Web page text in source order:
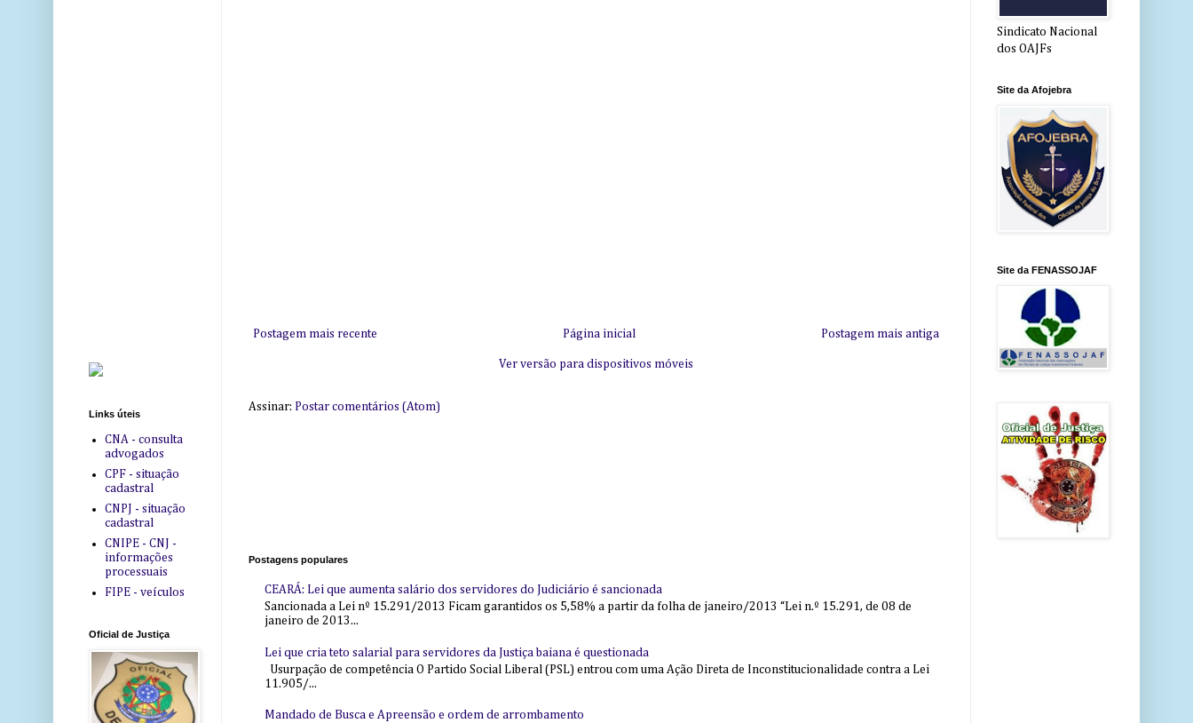
Postagem mais recente Postagem mais antiga
Página inicial
Ver versão para dispositivos móveis
Assinar: Postar comentários (Atom)
Postagens populares
CEARÁ: Lei que aumenta salário dos servidores do Judiciário é sancionada
Sancionada a Lei nº 15.291/2013 Ficam garantidos os 5,58% a partir da folha de janeiro/2013 “Lei n.º 15.291, de 08 de
janeiro de 2013...
Lei que cria teto salarial para servidores da Justiça baiana é questionada
Usurpação de competência O Partido Social Liberal (PSL) entrou com uma Ação Direta de Inconstitucionalidade contra a Lei
11.905/...
Mandado de Busca e Apreensão e ordem de arrombamento
Links úteis
CNA - consulta
advogados
CPF - situação
cadastral
CNPJ - situação
cadastral
CNIPE - CNJ -
informações
processuais
FIPE - veículos
Oficial de Justiça
Sindicato Nacional
dos OAJFs
Site da Afojebra
Site da FENASSOJAF